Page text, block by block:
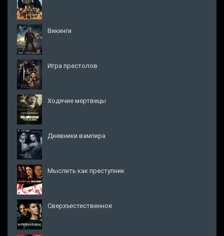
Викинги
Игра престолов
Ходячие мертвецы
Дневники вампира
Мыслить как преступник
Сверхъестественное